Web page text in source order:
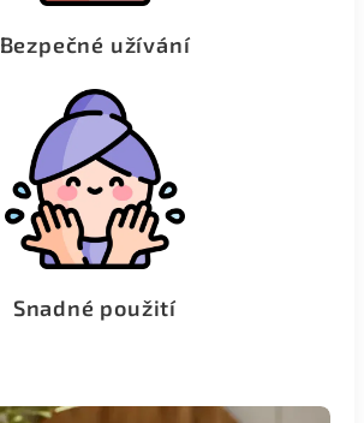
Bezpečné užívání
Snadné použití